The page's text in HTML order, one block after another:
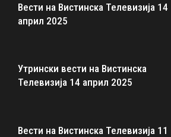
Вести на Вистинска Телевизија 14
април 2025
Утрински вести на Вистинска
Телевизија 14 април 2025
Вести на Вистинска Телевизија 11